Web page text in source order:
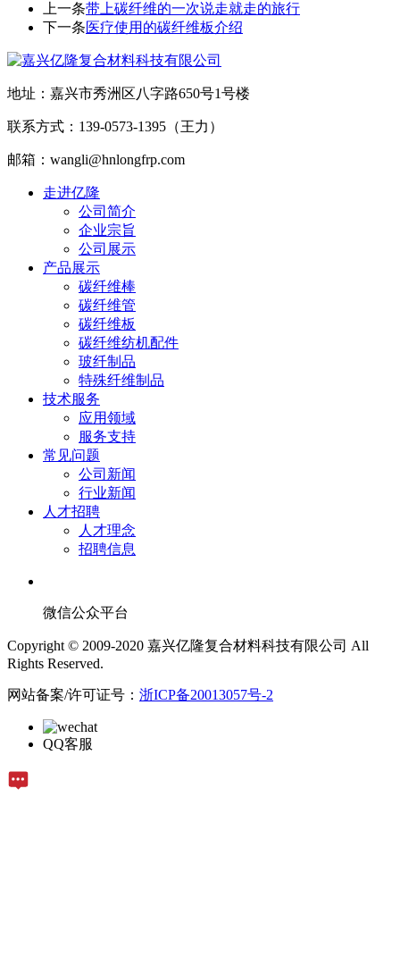
上一条带上碳纤维的一次说走就走的旅行
下一条医疗使用的碳纤维板介绍
地址：嘉兴市秀洲区八字路650号1号楼
联系方式：139-0573-1395（王力）
邮箱：wangli@hnlongfrp.com
走进亿隆
公司简介
企业宗旨
公司展示
产品展示
碳纤维棒
碳纤维管
碳纤维板
碳纤维纺机配件
玻纤制品
特殊纤维制品
技术服务
应用领域
服务支持
常见问题
公司新闻
行业新闻
人才招聘
人才理念
招聘信息
微信公众平台
Copyright © 2009-2020 嘉兴亿隆复合材料科技有限公司 All
Rights Reserved.
网站备案/许可证号： 浙ICP备20013057号-2
QQ客服